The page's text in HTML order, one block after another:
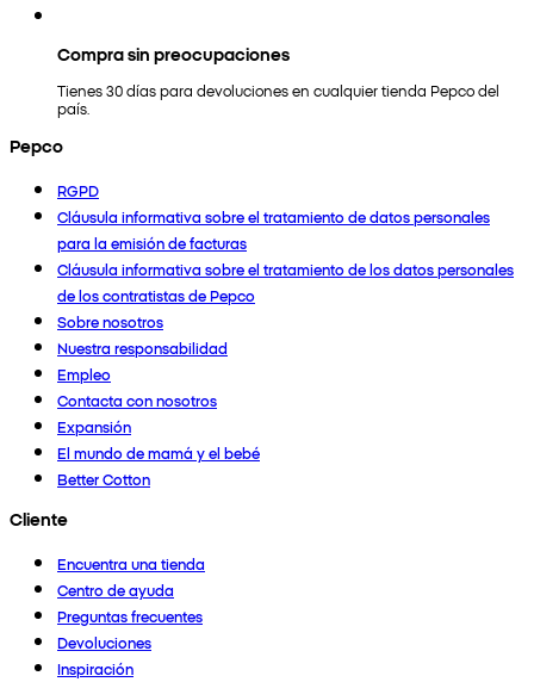
Compra sin preocupaciones
Tienes 30 días para devoluciones en cualquier tienda Pepco del
país.
Pepco
RGPD
Cláusula informativa sobre el tratamiento de datos personales
para la emisión de facturas
Cláusula informativa sobre el tratamiento de los datos personales
de los contratistas de Pepco
Sobre nosotros
Nuestra responsabilidad
Empleo
Contacta con nosotros
Expansión
El mundo de mamá y el bebé
Better Cotton
Cliente
Encuentra una tienda
Centro de ayuda
Preguntas frecuentes
Devoluciones
Inspiración